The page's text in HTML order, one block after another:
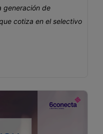
generación de
cotiza en el selectivo